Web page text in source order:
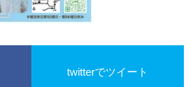
twitterでツイート